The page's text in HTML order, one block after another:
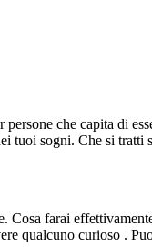
che capita di
tuoi sogni. Che si
farai
qualcuno curioso .